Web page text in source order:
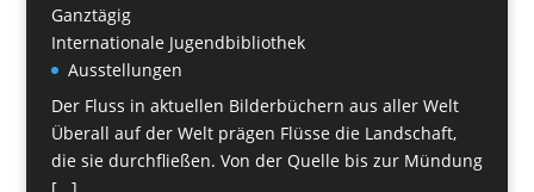
Ganztägig
Internationale Jugendbibliothek
Ausstellungen
Der Fluss in aktuellen Bilderbüchern aus aller Welt
Überall auf der Welt prägen Flüsse die Landschaft,
die sie durchfließen. Von der Quelle bis zur Mündung